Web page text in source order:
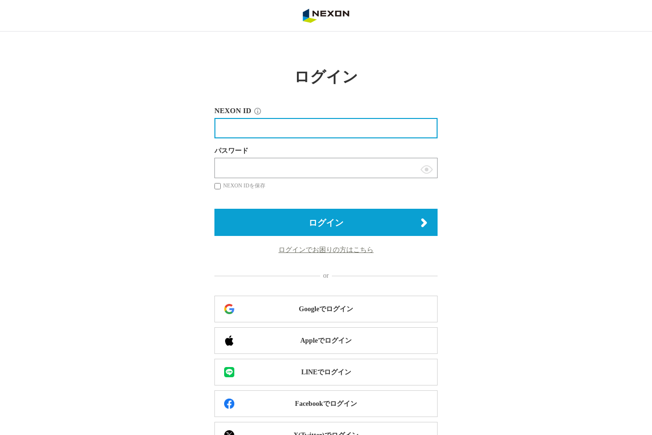
ログイン
NEXON ID
パスワード
表
替
NEXON IDを保存
ログイン
ログインでお困りの方はこちら
Googleでログイン
Appleでログイン
LINEでログイン
Facebookでログイン